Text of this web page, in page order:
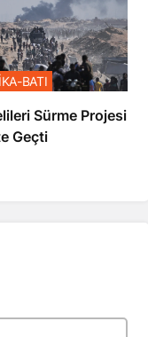
Sürme Projesi
Geçti
BATI